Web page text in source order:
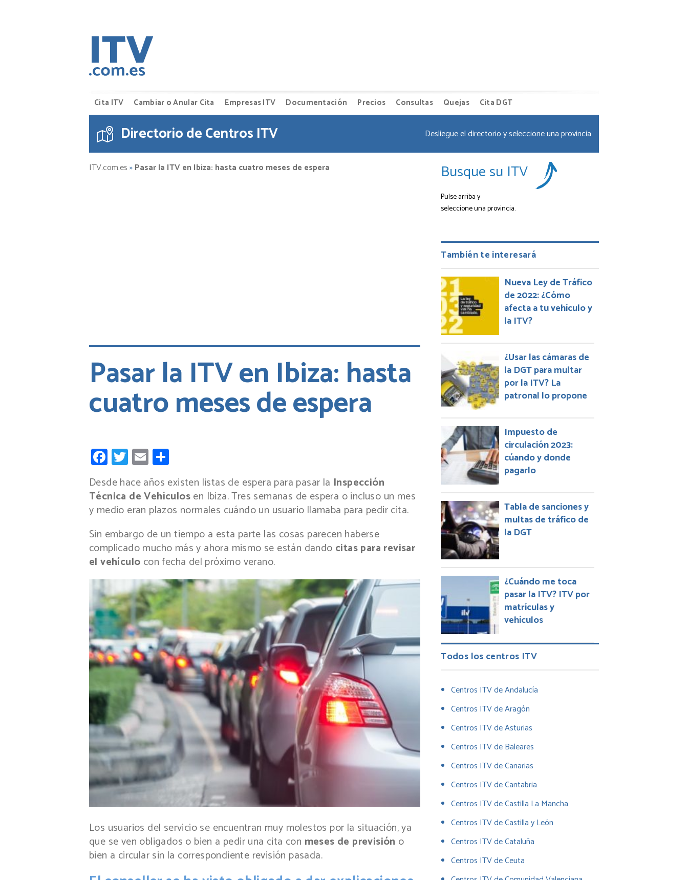
Cita ITV Cambiar o Anular Cita Empresas ITV Documentación Precios Consultas Quejas Cita DGT
Directorio de Centros ITV Desliegue el directorio y seleccione una provincia
ITV.com.es»Pasar la ITV en Ibiza: hasta cuatro meses de espera
Pasar la ITV en Ibiza: hasta
cuatro meses de espera
Facebook
Twitter
Email
Desde hace años existen listas de espera para pasar la Inspección
Técnica de Vehículosen Ibiza. Tres semanas de espera o incluso un mes
y medio eran plazos normales cuándo un usuario llamaba para pedir cita.
Sin embargo de un tiempo a esta parte las cosas parecen haberse
complicado mucho más y ahora mismo se están dando citas para revisar
el vehículo con fecha del próximo verano.
Los usuarios del servicio se encuentran muy molestos por la situación, ya
que se ven obligados o bien a pedir una cita con meses de previsión o
bien a circular sin la correspondiente revisión pasada.
Busque su ITV
Pulse arriba y
seleccione una provincia.
También te interesará
Nueva Ley de Tráfico
de 2022: ¿Cómo
afecta a tu vehículo y
la ITV?
¿Usar las cámaras de
la DGT para multar
por la ITV? La
patronal lo propone
Impuesto de
circulación 2023:
cúando y donde
pagarlo
Tabla de sanciones y
multas de tráfico de
la DGT
¿Cuándo me toca
pasar la ITV? ITV por
matrículas y
vehículos
Todos los centros ITV
Centros ITV de Andalucía
Centros ITV de Aragón
Centros ITV de Asturias
Centros ITV de Baleares
Centros ITV de Canarias
Centros ITV de Cantabria
Centros ITV de Castilla La Mancha
Centros ITV de Castilla y León
Centros ITV de Cataluña
Centros ITV de Ceuta